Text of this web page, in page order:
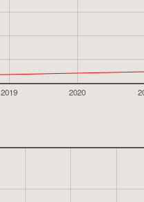
2019 2020